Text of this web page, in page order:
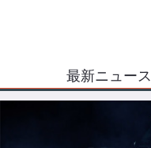
最新ニュース